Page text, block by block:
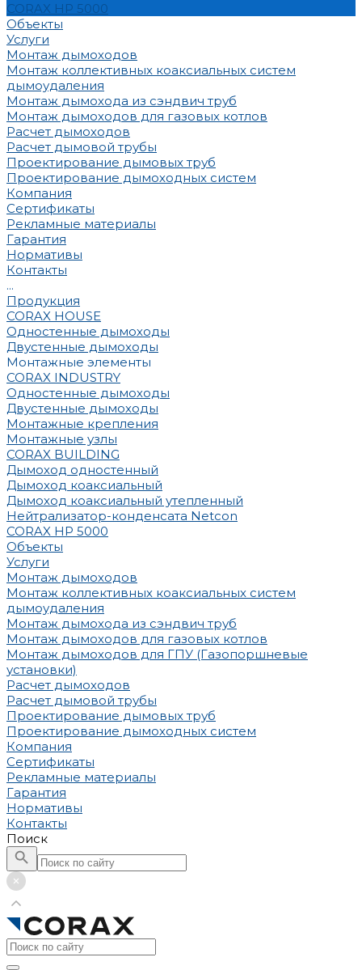
CORAX HP 5000
Объекты
Услуги
Монтаж дымоходов
Монтаж коллективных коаксиальных систем
дымоудаления
Монтаж дымохода из сэндвич труб
Монтаж дымоходов для газовых котлов
Расчет дымоходов
Расчет дымовой трубы
Проектирование дымовых труб
Проектирование дымоходных систем
Компания
Сертификаты
Рекламные материалы
Гарантия
Нормативы
Контакты
...
Продукция
CORAX HOUSE
Одностенные дымоходы
Двустенные дымоходы
Монтажные элементы
CORAX INDUSTRY
Одностенные дымоходы
Двустенные дымоходы
Монтажные крепления
Монтажные узлы
CORAX BUILDING
Дымоход одностенный
Дымоход коаксиальный
Дымоход коаксиальный утепленный
Нейтрализатор-конденсата Netcon
CORAX HP 5000
Объекты
Услуги
Монтаж дымоходов
Монтаж коллективных коаксиальных систем
дымоудаления
Монтаж дымохода из сэндвич труб
Монтаж дымоходов для газовых котлов
Монтаж дымоходов для ГПУ (Газопоршневые
установки)
Расчет дымоходов
Расчет дымовой трубы
Проектирование дымовых труб
Проектирование дымоходных систем
Компания
Сертификаты
Рекламные материалы
Гарантия
Нормативы
Контакты
Поиск